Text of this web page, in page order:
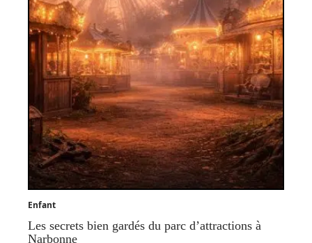
Enfant
Les secrets bien gardés du parc d’attractions à
Narbonne